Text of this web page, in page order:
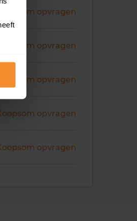
Koopsom opvragen
Koopsom opvragen
Koopsom opvragen
opvragen
opvragen